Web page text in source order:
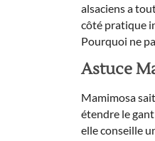
alsaciens a
côté pratique
Pourquoi ne
Astuce
Mamimosa
étendre le
elle conseille